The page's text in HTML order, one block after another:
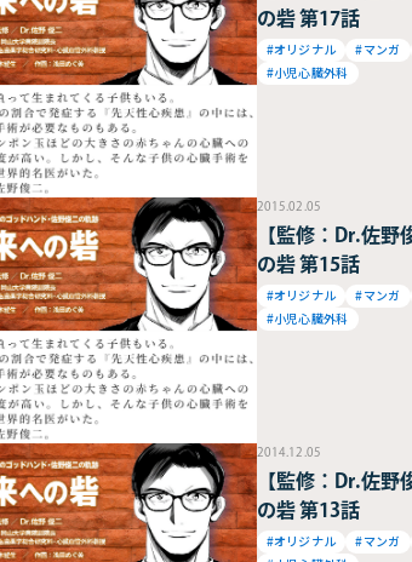
の砦 第17話
#オリジナル #マンガ
#小児心臓外科
2015.02.05
【監修：Dr.佐野
の砦 第15話
#オリジナル #マンガ
#小児心臓外科
2014.12.05
【監修：Dr.佐野
の砦 第13話
#オリジナル #マンガ